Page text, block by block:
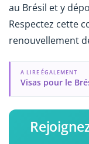
au Brésil et y
Respectez cette
renouvellement
A LIRE ÉGALEMENT
Visas pour le